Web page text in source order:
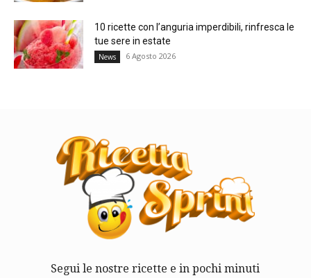
10 ricette con l’anguria imperdibili, rinfresca le
tue sere in estate
News 6 Agosto 2026
Segui le nostre ricette e in pochi minuti